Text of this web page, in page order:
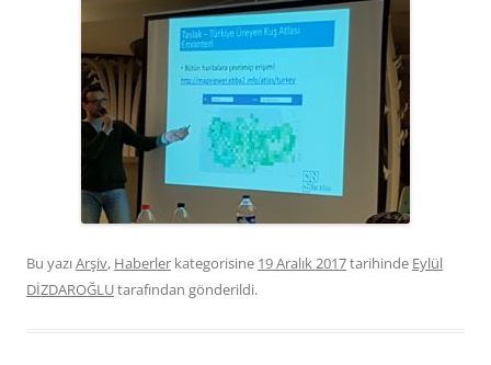
Bu yazıArşiv, Haberler kategorisine 19 Aralık 2017tarihinde Eylül
DİZDAROĞLUtarafından gönderildi.